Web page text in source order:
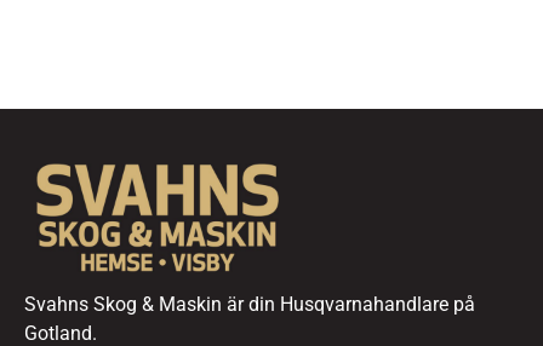
Svahns Skog & Maskin är din Husqvarnahandlare på
Gotland.